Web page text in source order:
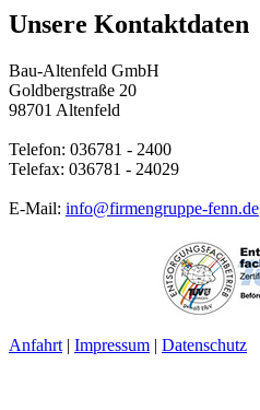
Unsere Kontaktdaten
Bau-Altenfeld GmbH
Goldbergstraße 20
98701 Altenfeld
Telefon: 036781 - 2400
Telefax: 036781 - 24029
E-Mail: info@firmengruppe-fenn.de
Anfahrt | Impressum | Datenschutz